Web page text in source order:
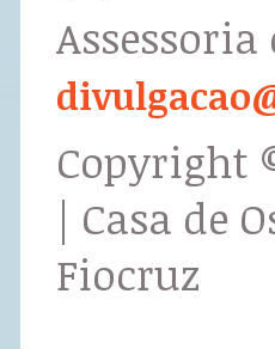
Copyright
| Casa de
Fiocruz